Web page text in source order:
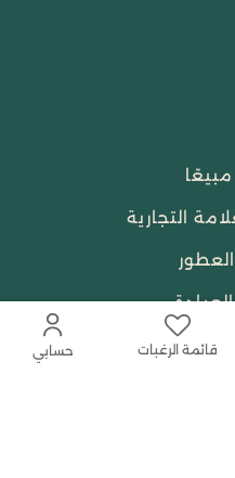
قائمة الرغبات حسابي
التجارية